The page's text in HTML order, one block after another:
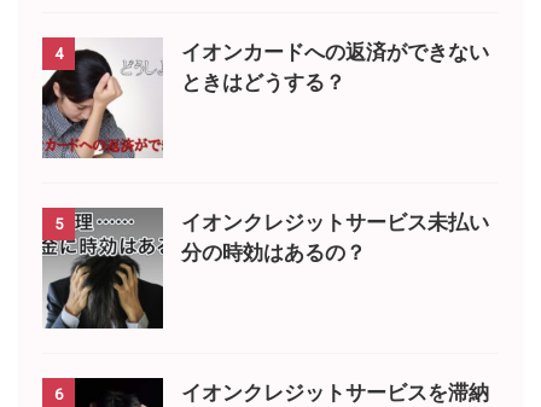
4
イオンカードへの返済ができない
ときはどうする？
5
イオンクレジットサービス未払い
分の時効はあるの？
6
イオンクレジットサービスを滞納